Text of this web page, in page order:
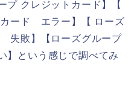
プ クレジットカード】【
カード エラー】【 ローズ
失敗】【ローズグループ
という感じで調べてみ